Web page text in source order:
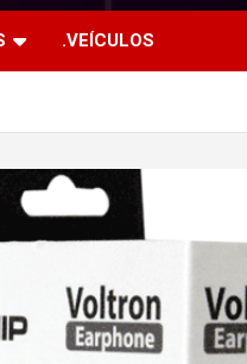
.VEÍCULOS